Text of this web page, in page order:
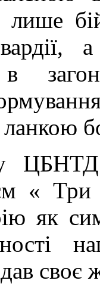
лише
в
ЦБНТД
«
як
своє